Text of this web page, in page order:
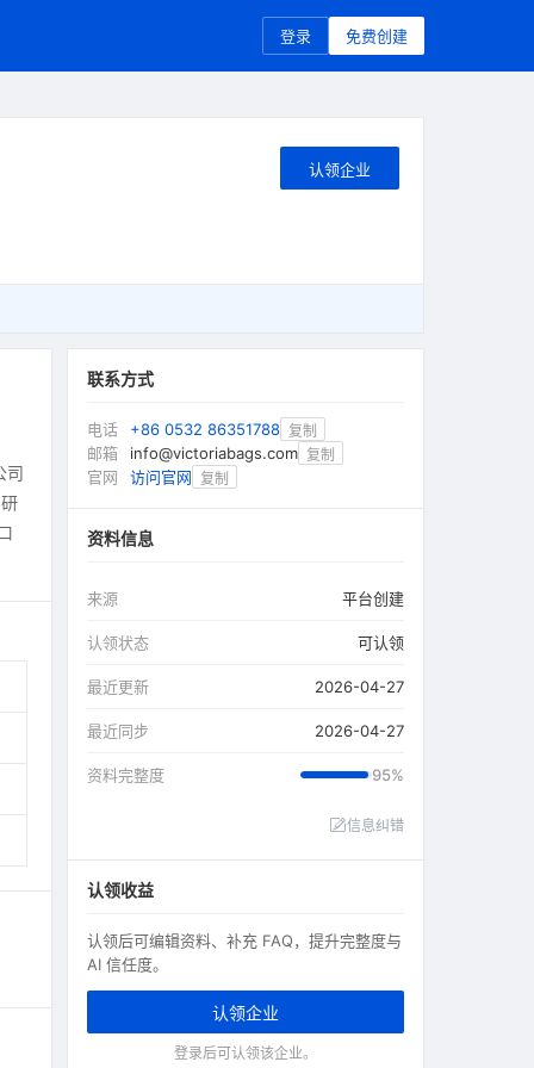
登录 免费创建
认领企业
司
联系方式
电话 +86 0532 86351788 复制
邮箱 info@victoriabags.com 复制
官网 访问官网 复制
资料信息
来源 平台创建
认领状态 可认领
最近更新 2026-04-27
最近同步 2026-04-27
资料完整度 95%
信息纠错
认领收益
认领后可编辑资料、补充 FAQ，提升完整度与
AI 信任度。
认领企业
登录后可认领该企业。